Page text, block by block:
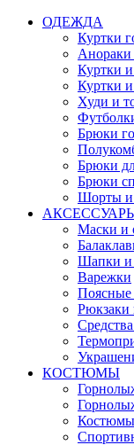
ОДЕЖДА
Куртки
Куртки
Куртки
Худи и
Брюки
Брюки
Брюки
Шорты и
Маски и
Шапки и
Варежки
Поясные
Рюкзаки
КОСТЮМЫ
Костюмы